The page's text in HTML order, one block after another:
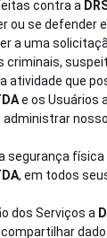
contra a
ou se defender
a uma
criminais,
atividade que
e os Usuários
administrar
segurança
, em todos
dos Serviços a